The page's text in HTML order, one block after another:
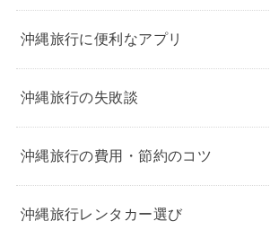
沖縄旅行に便利なアプリ
沖縄旅行の失敗談
沖縄旅行の費用・節約のコツ
沖縄旅行レンタカー選び